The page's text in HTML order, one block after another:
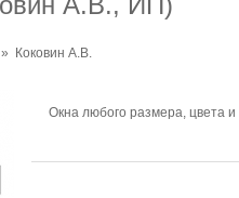
» Коковин А.В.
Окна любого размера, цвета